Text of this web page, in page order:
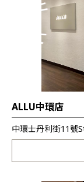
ALLU中環店
中環士丹利街11號